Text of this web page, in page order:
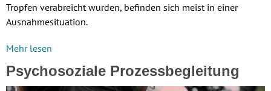
Tropfen verabreicht wurden, befinden sich meist in einer
Ausnahmesituation.
Mehr lesen
Psychosoziale Prozessbegleitung